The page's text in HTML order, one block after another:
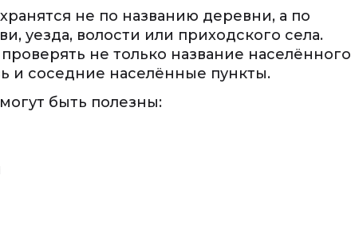
не по названию деревни, а по
уезда, волости или приходского села.
не только название населённого
и соседние населённые пункты.
быть полезны: